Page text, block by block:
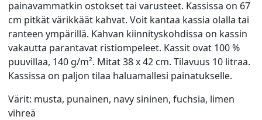
painavammatkin ostokset tai varusteet. Kassissa on 67
cm pitkät värikkäät kahvat. Voit kantaa kassia olalla tai
ranteen ympärillä. Kahvan kiinnityskohdissa on kassin
vakautta parantavat ristiompeleet. Kassit ovat 100 %
puuvillaa, 140 g/m². Mitat 38 x 42 cm. Tilavuus 10 litraa.
Kassissa on paljon tilaa haluamallesi painatukselle.
Värit: musta, punainen, navy sininen, fuchsia, limen
vihreä